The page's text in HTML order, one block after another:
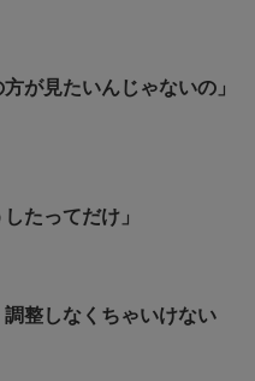
が見たいんじゃないの」
たってだけ」
調整しなくちゃいけない